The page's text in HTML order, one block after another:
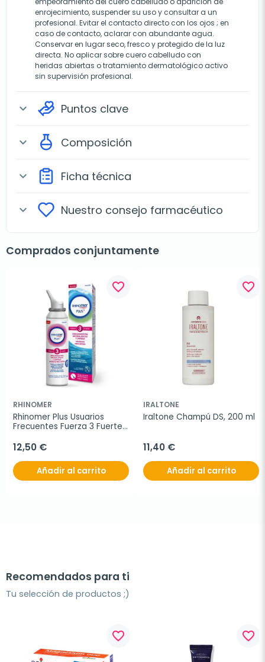
enrojecimiento, suspender su uso y consultar a un
profesional. Evitar el contacto directo con los ojos ; en
caso de contacto, aclarar con abundante agua.
Conservar en lugar seco, fresco y protegido de la luz
directa. No aplicar sobre cuero cabelludo con
heridas abiertas o tratamiento dermatológico activo
sin supervisión profesional.
expand_more Puntos clave
expand_more Composición
expand_more Ficha técnica
expand_more Nuestro consejo farmacéutico
Comprados conjuntamente
favorite_border
RHINOMER
Rhinomer Plus Usuarios
Frecuentes Fuerza 3 Fuerte
12,50 €
Añadir al carrito
favorite_border
IRALTONE
Iraltone Champú DS, 200 ml
11,40 €
Añadir al carrito
Recomendados para ti
Tu selección de productos ;)
favorite_border favorite_border